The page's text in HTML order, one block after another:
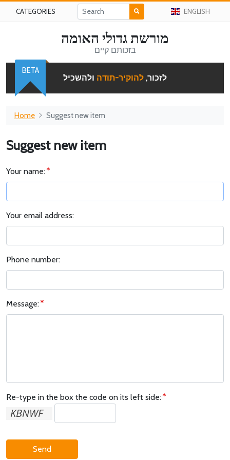
CATEGORIES ENGLISH
מורשת גדולי האומה
בזכותם קיים
לזכור, להוקיר-תודה ולהשכיל
BETA
Home Suggest new item
Suggest new item
Your name:
Your email address:
Phone number:
Message:
Re-type in the box the code on its left side:
Send